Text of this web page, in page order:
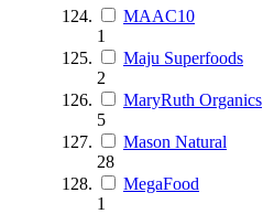
MAAC10
1
Maju Superfoods
2
MaryRuth Organics
5
Mason Natural
28
MegaFood
1